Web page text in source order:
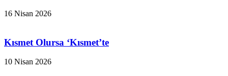
16 Nisan 2026
Kısmet Olursa ‘Kısmet’te
10 Nisan 2026